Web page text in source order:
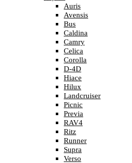
Auris
Avensis
Bus
Caldina
Camry
Celica
Corolla
D-4D
Hiace
Hilux
Landcruiser
Picnic
Previa
RAV4
Ritz
Runner
Supra
Verso